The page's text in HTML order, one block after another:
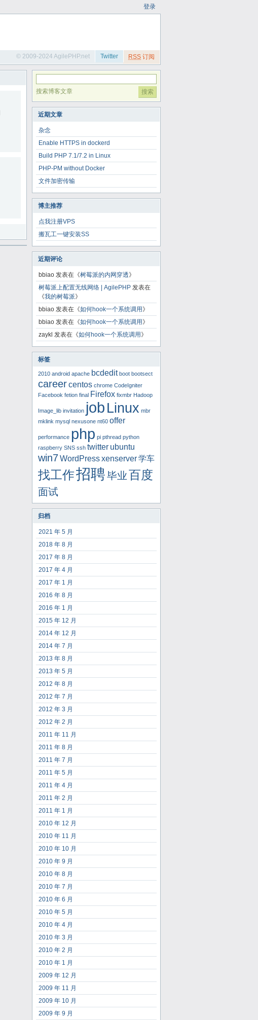
登录
RSS 订阅
Twitter
© 2009-2024 AgilePHP.net
搜索博客文章
近期文章
杂念
Enable HTTPS in dockerd
Build PHP 7.1/7.2 in Linux
PHP-PM without Docker
文件加密传输
博主推荐
点我注册VPS
搬瓦工一键安装SS
近期评论
bbiao 发表在《树莓派的内网穿透》
树莓派上配置无线网络 | AgilePHP 发表在
《我的树莓派》
bbiao 发表在《如何hook一个系统调用 》
bbiao 发表在《如何hook一个系统调用 》
zaykl 发表在《如何hook一个系统调用 》
标签
2010 android apache bcdedit boot bootsect
careercentos chrome CodeIgniter
Facebook fetion final Firefox fixmbr Hadoop
Image_lib invitation jobLinux mbr
mklink mysql nexusone nt60 offer
performance php pi pthread python
raspberry SNS ssh twitter ubuntu
win7WordPressxenserver学车
找工作招聘毕业百度
面试
归档
2021 年 5 月
2018 年 8 月
2017 年 8 月
2017 年 4 月
2017 年 1 月
2016 年 8 月
2016 年 1 月
2015 年 12 月
2014 年 12 月
2014 年 7 月
2013 年 8 月
2013 年 5 月
2012 年 8 月
2012 年 7 月
2012 年 3 月
2012 年 2 月
2011 年 11 月
2011 年 8 月
2011 年 7 月
2011 年 5 月
2011 年 4 月
2011 年 2 月
2011 年 1 月
2010 年 12 月
2010 年 11 月
2010 年 10 月
2010 年 9 月
2010 年 8 月
2010 年 7 月
2010 年 6 月
2010 年 5 月
2010 年 4 月
2010 年 3 月
2010 年 2 月
2010 年 1 月
2009 年 12 月
2009 年 11 月
2009 年 10 月
2009 年 9 月